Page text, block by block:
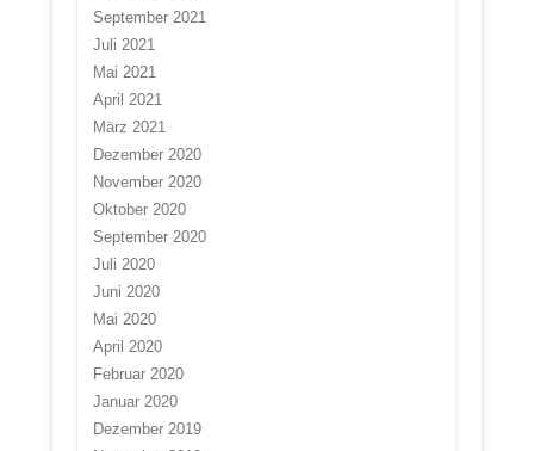
September 2021
Juli 2021
Mai 2021
April 2021
März 2021
Dezember 2020
November 2020
Oktober 2020
September 2020
Juli 2020
Juni 2020
Mai 2020
April 2020
Februar 2020
Januar 2020
Dezember 2019